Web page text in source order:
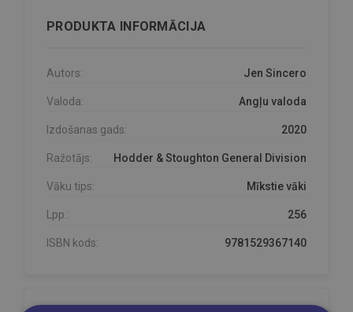
PRODUKTA INFORMĀCIJA
Autors: Jen Sincero
Valoda: Angļu valoda
Izdošanas gads: 2020
Ražotājs: Hodder & Stoughton General Division
Vāku tips: Mīkstie vāki
Lpp.: 256
ISBN kods: 9781529367140